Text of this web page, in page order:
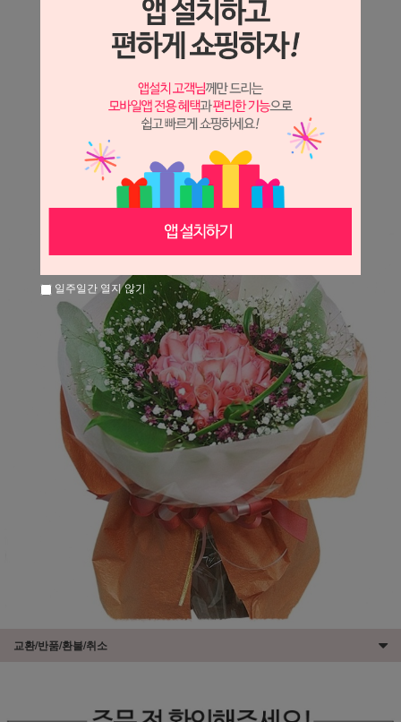
상세 정보를 확대해 보실 수 있습니다.
※ 필독해주세요 ※
장미는 시세 변동에 따라 가격이 달라질 수 있으니
문의 후 주문 바랍니다.
교환/반품/환불/취소
일주일간 열지 않기